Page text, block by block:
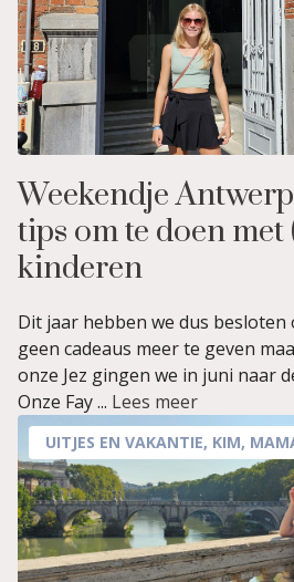
Weekendje
tips om te doen met
kinderen
Dit jaar hebben we dus besloten
geen cadeaus meer te geven
onze Jez gingen we in juni naar
Onze Fay ... Lees meer
UITJES EN VAKANTIE, KIM,